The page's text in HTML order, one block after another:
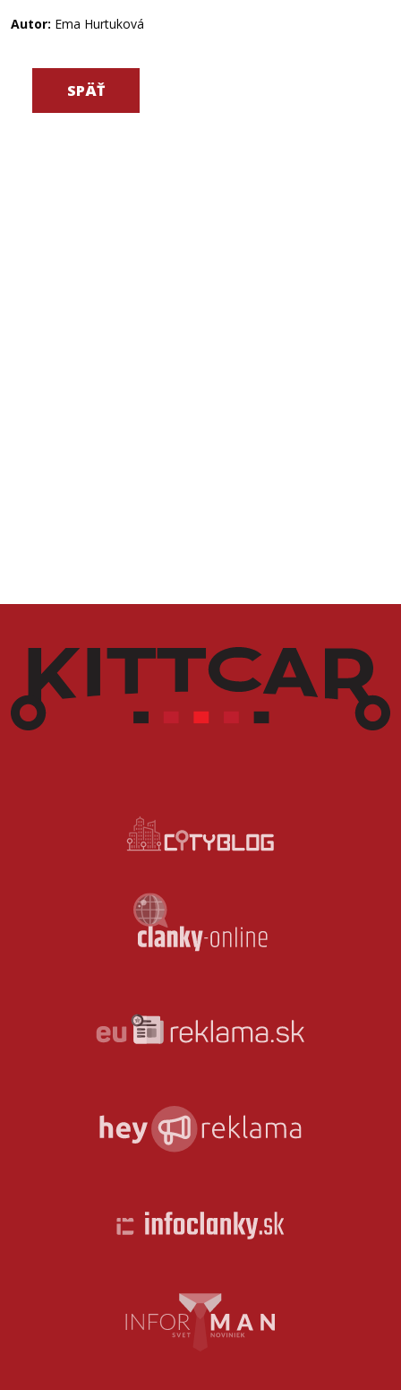
Autor: Ema Hurtuková
SPÄŤ